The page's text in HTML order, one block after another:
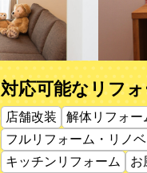
対応可能なリフ
店舗改装 解体リフォー
フルリフォーム・リノ
キッチンリフォーム
お